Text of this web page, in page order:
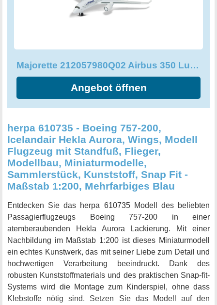
Majorette 212057980Q02 Airbus 350 Lufthansa, Spielzeugflugzeug
Angebot öffnen
herpa 610735 - Boeing 757-200,
Icelandair Hekla Aurora, Wings, Modell
Flugzeug mit Standfuß, Flieger,
Modellbau, Miniaturmodelle,
Sammlerstück, Kunststoff, Snap Fit -
Maßstab 1:200, Mehrfarbiges Blau
Entdecken Sie das herpa 610735 Modell des beliebten
Passagierflugzeugs Boeing 757-200 in einer
atemberaubenden Hekla Aurora Lackierung. Mit einer
Nachbildung im Maßstab 1:200 ist dieses Miniaturmodell
ein echtes Kunstwerk, das mit seiner Liebe zum Detail und
hochwertigen Verarbeitung beeindruckt. Dank des
robusten Kunststoffmaterials und des praktischen Snap-fit-
Systems wird die Montage zum Kinderspiel, ohne dass
Klebstoffe nötig sind. Setzen Sie das Modell auf den